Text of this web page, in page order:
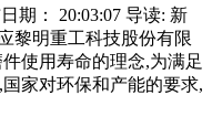
期： 20:03:07 导读: 新
黎明重工科技股份有限
使用寿命的理念,为满足
家对环保和产能的要求,